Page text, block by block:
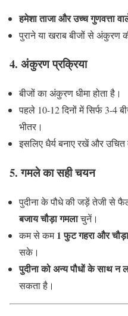
हमेशा ताजा और उच्च गुणवत्ता
पुराने या खराब बीजों से अंकुरण
4. अंकुरण प्रक्रिया
बीजों का अंकुरण धीमा होता है।
पहले 10-12 दिनों में सिर्फ 3-4
भीतर।
इसलिए धैर्य बनाए रखें और
5. गमले का सही चयन
पुदीना के पौधे की जड़ें तेजी से
बजाय चौड़ा गमलाचुनें।
कम से कम1 फुट गहरा और
सके।
पुदीना को अन्य पौधों के साथ न
सकता है।